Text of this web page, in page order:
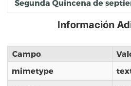
Segunda Quincena de
Información
Campo
mimetype